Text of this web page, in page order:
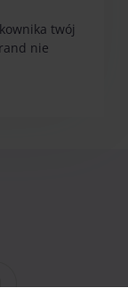
twój
nie